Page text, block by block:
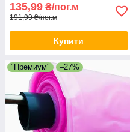
135,99 ₴/пог.м
191,99 ₴/пог.м
Купити
"Премиум" –27%